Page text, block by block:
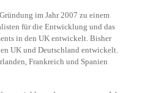
im Jahr 2007 zu einem
für die Entwicklung und das
in den UK entwickelt. Bisher
UK und Deutschland entwickelt.
Frankreich und Spanien